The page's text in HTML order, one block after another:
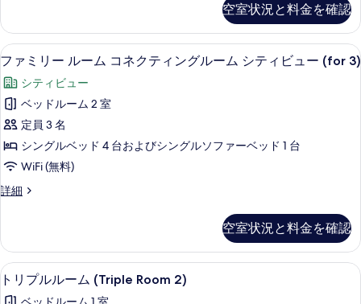
ク
テ
ィ
ン
グ
ル
ー
ム
シ
ビ
ュ
ー
ー
ル
ー
コ
ネ
テ
ィ
ン
グ
ル
テ
ィ
ビ
ュ
空室状況と料金を確認
フ
ァ
ミ
リ
ー
ル
ー
ム
ネ
ク
テ
高級寝具、ミニバー、セーフティボ
2
ファミリー ルーム コネクティングルーム シティビュー (for 3)
シティビュー
ベッドルーム 2 室
定員 3 名
シングルベッド 4 台およびシングルソファーベッド 1 台
WiFi (無料)
詳細
フ
ー
ル
ー
空室状況と料金を確認
ト
リ
高級寝具、ミニバー、セーフティボ
2
トリプルルーム (Triple Room 2)